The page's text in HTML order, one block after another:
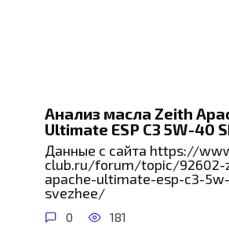
Анализ масла Zeith
Ultimate ESP C3 5W-40
Данные с сайта https://
club.ru/forum/topic/92602-
apache-ultimate-esp-c3-
svezhee/
0 181